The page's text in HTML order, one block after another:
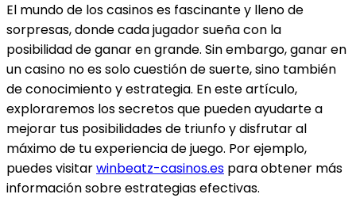
El mundo de los casinos es fascinante y lleno de
sorpresas, donde cada jugador sueña con la
posibilidad de ganar en grande. Sin embargo, ganar en
un casino no es solo cuestión de suerte, sino también
de conocimiento y estrategia. En este artículo,
exploraremos los secretos que pueden ayudarte a
mejorar tus posibilidades de triunfo y disfrutar al
máximo de tu experiencia de juego. Por ejemplo,
puedes visitarwinbeatz-casinos.es para obtener más
información sobre estrategias efectivas.